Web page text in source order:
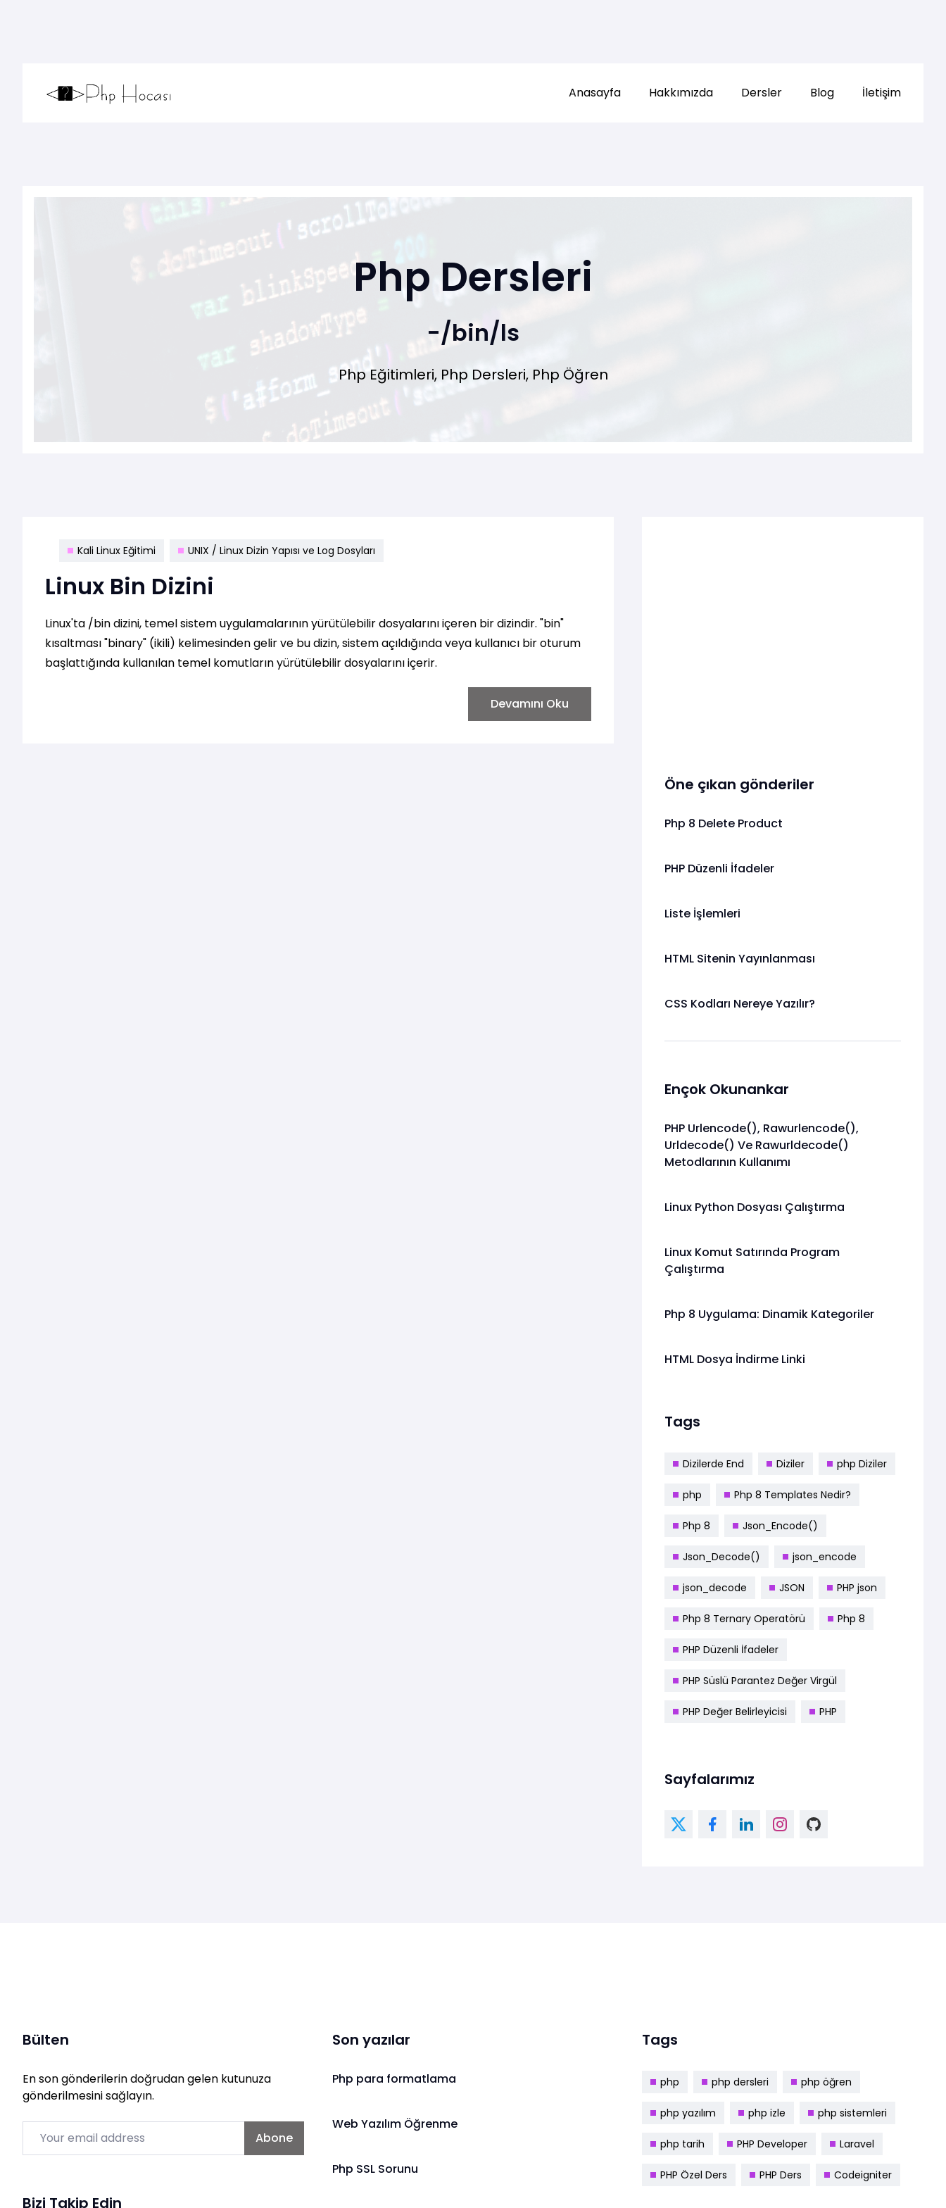
Anasayfa Hakkımızda Dersler Blog İletişim
Php Dersleri
-/bin/ls
Php Eğitimleri, Php Dersleri, Php Öğren
Kali Linux Eğitimi UNIX / Linux Dizin Yapısı ve Log Dosyları
Linux Bin Dizini
Linux'ta /bin dizini, temel sistem uygulamalarının yürütülebilir dosyalarını içeren bir dizindir. "bin"
kısaltması "binary" (ikili) kelimesinden gelir ve bu dizin, sistem açıldığında veya kullanıcı bir oturum
başlattığında kullanılan temel komutların yürütülebilir dosyalarını içerir.
Devamını Oku
Öne çıkan gönderiler
Php 8 Delete Product
PHP Düzenli İfadeler
Liste İşlemleri
HTML Sitenin Yayınlanması
CSS Kodları Nereye Yazılır?
Ençok Okunankar
PHP Urlencode(), Rawurlencode(),
Urldecode() Ve Rawurldecode()
Metodlarının Kullanımı
Linux Python Dosyası Çalıştırma
Linux Komut Satırında Program
Çalıştırma
Php 8 Uygulama: Dinamik Kategoriler
HTML Dosya İndirme Linki
Tags
Dizilerde End Diziler php Diziler
php Php 8 Templates Nedir?
Php 8 Json_Encode()
Json_Decode() json_encode
json_decode JSON PHP json
Php 8 Ternary Operatörü Php 8
PHP Düzenli İfadeler
PHP Süslü Parantez Değer Virgül
PHP Değer Belirleyicisi PHP
Sayfalarımız
Bülten
En son gönderilerin doğrudan gelen kutunuza
gönderilmesini sağlayın.
Abone
Bizi Takip Edin
Son yazılar
Php para formatlama
Web Yazılım Öğrenme
Php SSL Sorunu
Tags
php php dersleri php öğren
php yazılım php izle php sistemleri
php tarih PHP Developer Laravel
PHP Özel Ders PHP Ders Codeigniter